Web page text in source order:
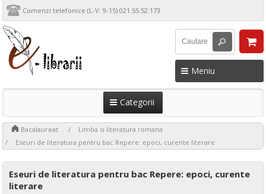
Comenzi telefonice (L-V: 9-15) 021.55.52.173
Meniu
Categorii
Bacalaureat Limba si literatura romana
Eseuri de literatura pentru bac Repere: epoci, curente literare
Eseuri de literatura pentru bac Repere: epoci, curente
literare